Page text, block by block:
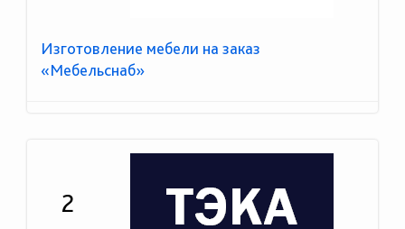
Изготовление мебели на заказ
«Мебельснаб»
2